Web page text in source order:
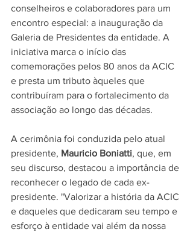
conselheiros e colaboradores para um
encontro especial: a inauguração da
Galeria de Presidentes da entidade. A
iniciativa marca o início das
comemorações pelos 80 anos da ACIC
e presta um tributo àqueles que
contribuíram para o fortalecimento da
associação ao longo das décadas.
A cerimônia foi conduzida pelo atual
presidente, Mauricio Boniatti, que, em
seu discurso, destacou a importância de
reconhecer o legado de cada ex-
presidente. "Valorizar a história da ACIC
e daqueles que dedicaram seu tempo e
esforço à entidade vai além da nossa